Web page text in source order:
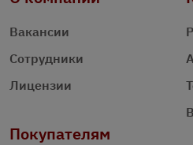
Вакансии
Сотрудники
Лицензии
Покупателям